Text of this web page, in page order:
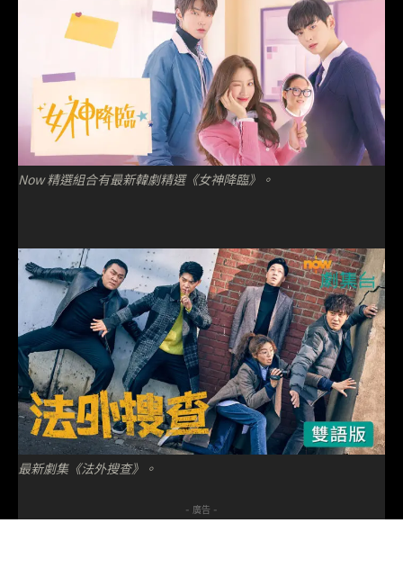
Now 精選組合有最新韓劇精選《女神降臨》。
最新劇集《法外搜查》。
- 廣告 -